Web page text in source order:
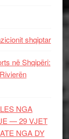
shqiptar
në Shqipëri:
NGA
— 29 VJET
NGA DY